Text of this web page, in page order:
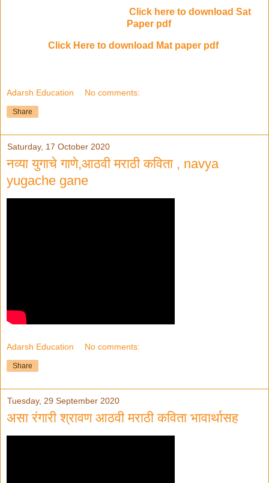
Click here to download Sat
Paper pdf
Click Here to download Mat paper pdf
Adarsh Education No comments:
Share
Saturday, 17 October 2020
नव्या युगाचे गाणे,आठवी मराठी कविता , navya
yugache gane
Adarsh Education No comments:
Share
Tuesday, 29 September 2020
असा रंगारी श्रावण आठवी मराठी कविता भावार्थासह